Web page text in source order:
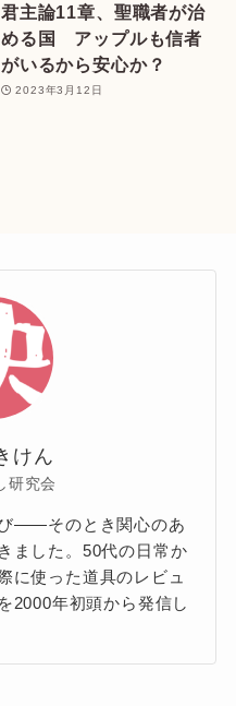
君主論11章、聖職者が治
める国 アップルも信者
がいるから安心か？
2023年3月12日
けん
研究会
——そのとき関心のあ
ました。50代の日常か
に使った道具のレビュ
2000年初頭から発信し